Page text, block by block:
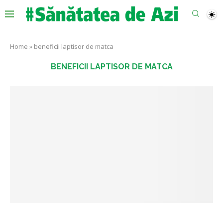
Home » beneficii laptisor de matca
BENEFICII LAPTISOR DE MATCA